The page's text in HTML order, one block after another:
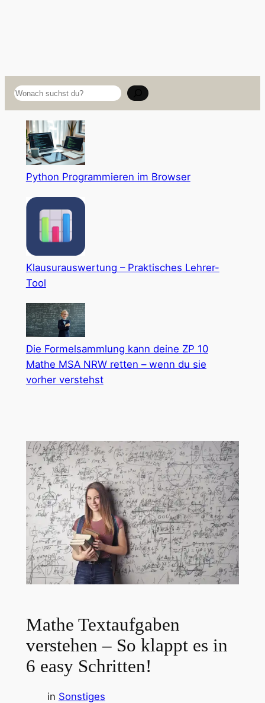
Suchen
Python Programmieren im Browser
Klausurauswertung – Praktisches Lehrer-
Tool
Die Formelsammlung kann deine ZP 10
Mathe MSA NRW retten – wenn du sie
vorher verstehst
Mathe Textaufgaben
verstehen – So klappt es in
6 easy Schritten!
in Sonstiges